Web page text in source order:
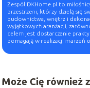
Zespół DKHome.pl to
przestrzeni, którzy dzielą się
budownictwa, wnętrz i
wyjątkowych aranżacji,
celem jest dostarczanie
pomagają w realizacji marzeń
Może Cię również